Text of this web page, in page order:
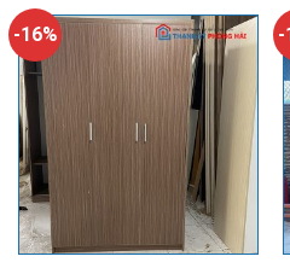
3,600,000₫.
-16% -